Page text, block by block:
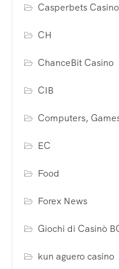
Casperbets Casino
CH
ChanceBit Casino
CIB
Computers,
EC
Food
Forex News
Giochi di Casinò
kun aguero casino